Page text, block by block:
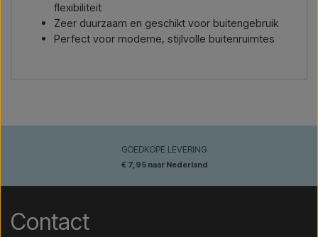
flexibiliteit
Zeer duurzaam en geschikt voor buitengebruik
Perfect voor moderne, stijlvolle buitenruimtes
GOEDKOPE LEVERING
€ 7,95 naar Nederland
Contact